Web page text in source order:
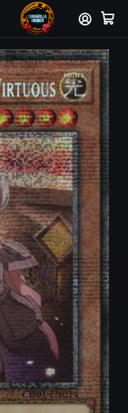
por Whatsapp